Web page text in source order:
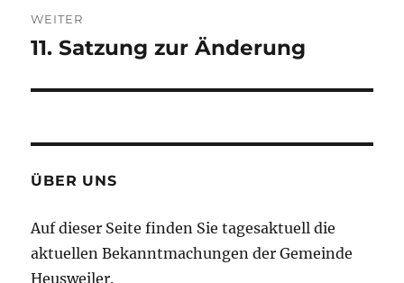
WEITER
Nächster
11. Satzung zur Änderung
ÜBER UNS
Auf dieser Seite finden Sie tagesaktuell die
aktuellen Bekanntmachungen der Gemeinde
Heusweiler.